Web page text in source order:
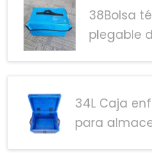
38Bolsa
plegable
34L Caja
para